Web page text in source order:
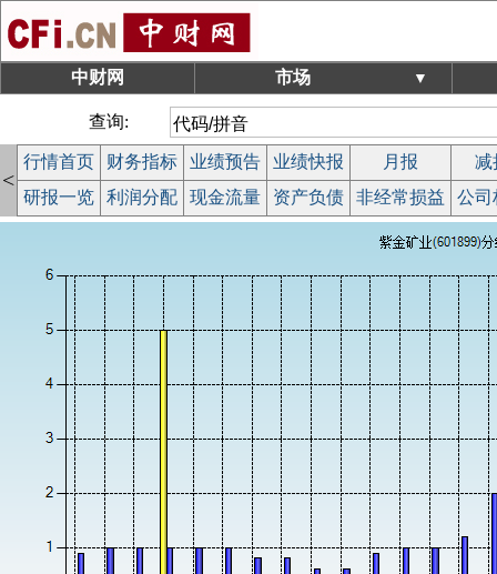
中财网 市场 ▼
查询:
<
行情首页 财务指标 业绩预告 业绩快报 月报
减
研报一览
利润分配 现金流量 资产负债 非经常损益 公司